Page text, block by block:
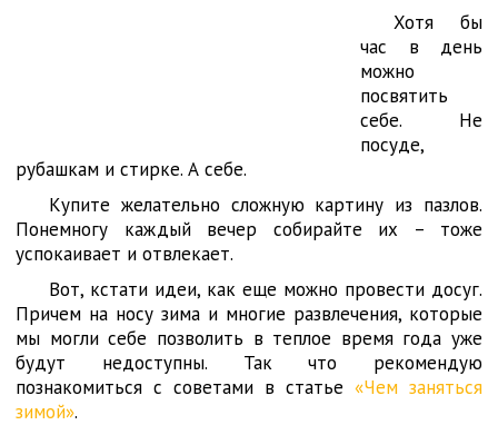
Хотя бы
час в день
можно
посвятить
себе. Не
посуде,
рубашкам и стирке. А себе.
Купите желательно сложную картину из пазлов.
Понемногу каждый вечер собирайте их – тоже
успокаивает и отвлекает.
Вот, кстати идеи, как еще можно провести досуг.
Причем на носу зима и многие развлечения, которые
мы могли себе позволить в теплое время года уже
будут недоступны. Так что рекомендую
познакомиться с советами в статье «Чем заняться
зимой».